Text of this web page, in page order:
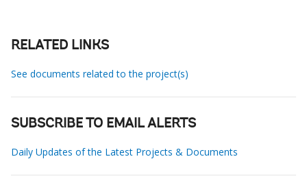
RELATED LINKS
See documents related to the project(s)
SUBSCRIBE TO EMAIL ALERTS
Daily Updates of the Latest Projects & Documents